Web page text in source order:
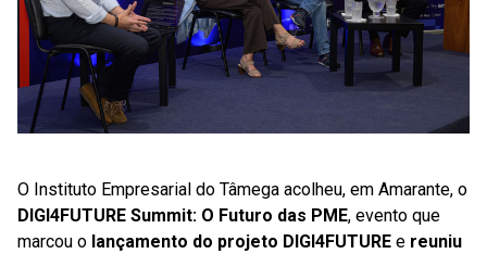
O Instituto Empresarial do Tâmega acolheu, em Amarante, o
DIGI4FUTURE Summit: O Futuro das PME, evento que
marcou o lançamento do projeto DIGI4FUTURE e reuniu